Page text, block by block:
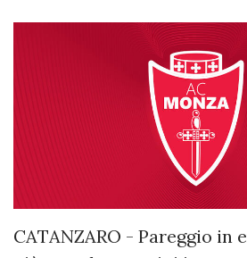
CATANZARO - Pareggio in